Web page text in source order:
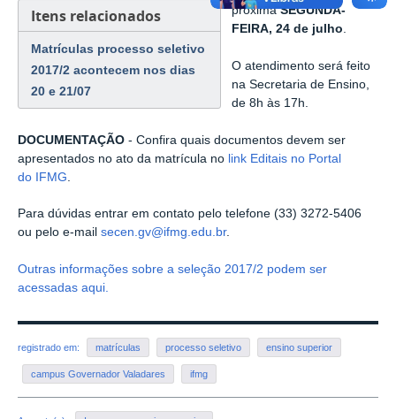
Itens relacionados
Matrículas processo seletivo
2017/2 acontecem nos dias
20 e 21/07
próximaSEGUNDA-
FEIRA, 24 de julho.
O atendimento será feito
na Secretaria de Ensino,
de 8h às 17h.
DOCUMENTAÇÃO - Confira quais documentos devem ser
apresentados no ato da matrícula no link Editais no Portal
do IFMG
Para dúvidas entrar em contato pelo telefone (33) 3272-5406
ou pelo e-mail secen.gv@ifmg.edu.br.
Outras informações sobre a seleção 2017/2 podem ser
acessadas aqui.
registrado em: matrículas processo seletivo ensino superior
campus Governador Valadares ifmg